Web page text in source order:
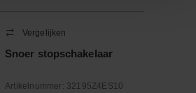
Vergelijken
Snoer stopschakelaar
Artikelnummer: 32195Z4ES10